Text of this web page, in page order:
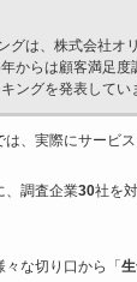
グは、株式会社オ
からは顧客満足度
ングを発表してい
、実際にサービ
、調査企業30社を
な切り口から「